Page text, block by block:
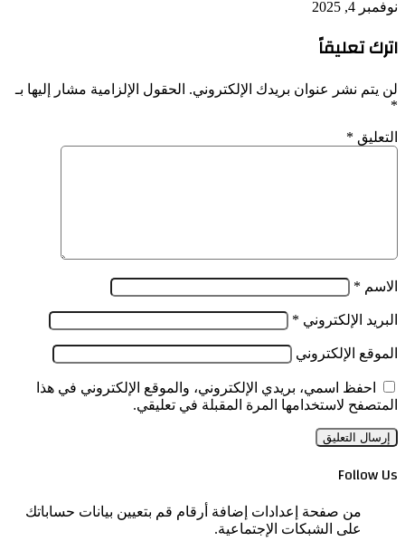
نوفمبر 4, 2025
اترك تعليقاً
لن يتم نشر عنوان بريدك الإلكتروني. الحقول الإلزامية مشار إليها بـ
*
التعليق *
الاسم *
البريد الإلكتروني *
الموقع الإلكتروني
احفظ اسمي، بريدي الإلكتروني، والموقع الإلكتروني في هذا
المتصفح لاستخدامها المرة المقبلة في تعليقي.
Follow Us
من صفحة إعدادات إضافة أرقام قم بتعيين بيانات حساباتك
على الشبكات الإجتماعية.